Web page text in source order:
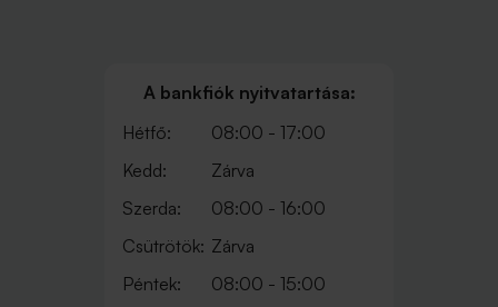
A bankfiók nyitvatartása:
Hétfő:
08:00 - 17:00
Kedd:
Zárva
Szerda:
08:00 - 16:00
Csütrötök: Zárva
Péntek:
08:00 - 15:00